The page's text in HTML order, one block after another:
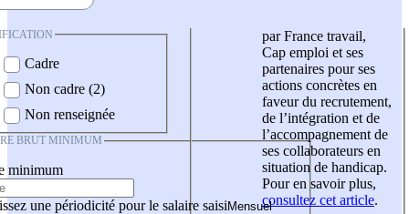
Cadre
Non cadre (2)
Non renseignée
BRUT MINIMUM
minimum
une périodicité pour le salaire saisi
par France travail,
Cap emploi et ses
partenaires pour ses
actions concrètes en
faveur du recrutement,
de l’intégration et de
l’accompagnement de
ses collaborateurs en
situation de handicap.
Pour en savoir plus,
consultez cet article.